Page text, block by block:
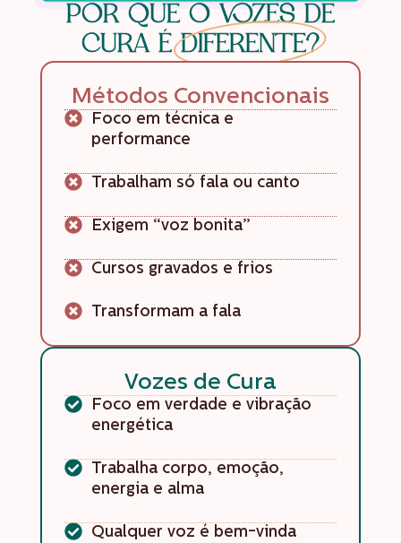
POR QUE O VOZES DE
CURA ÉDIFERENTE?
Métodos Convencionais
Foco em técnica e
performance
Trabalham só fala ou canto
Exigem “voz bonita”
Cursos gravados e frios
Transformam a fala
Vozes de Cura
Foco em verdade e vibração
energética
Trabalha corpo, emoção,
energia e alma
Qualquer voz é bem-vinda